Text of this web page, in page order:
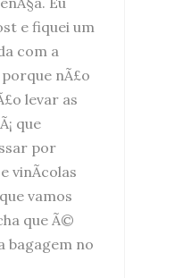
e fiquei um
com a
nÃ£o
levar as
que
por
vinÃ­colas
vamos
que Ã©
bagagem no